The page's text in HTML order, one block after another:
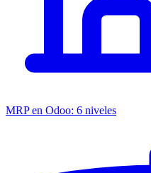
MRP en Odoo: 6 niveles